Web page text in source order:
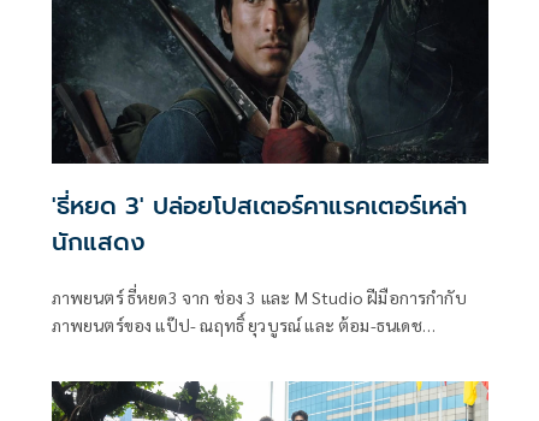
'ธี่หยด 3' ปล่อยโปสเตอร์คาแรคเตอร์เหล่า
นักแสดง
ภาพยนตร์ ธี่หยด3 จาก ช่อง 3 และ M Studio ฝีมือการกำกับ
ภาพยนตร์ของ แป๊ป- ณฤทธิ์ ยุวบูรณ์ และ ต้อม-ธนเดช
ครบเซ็ท เมื่อความสยองกลับมาอีกครั้ง ถึงเวลาเผชิญหน้าสู่บท
สรุปสุดท้าย!